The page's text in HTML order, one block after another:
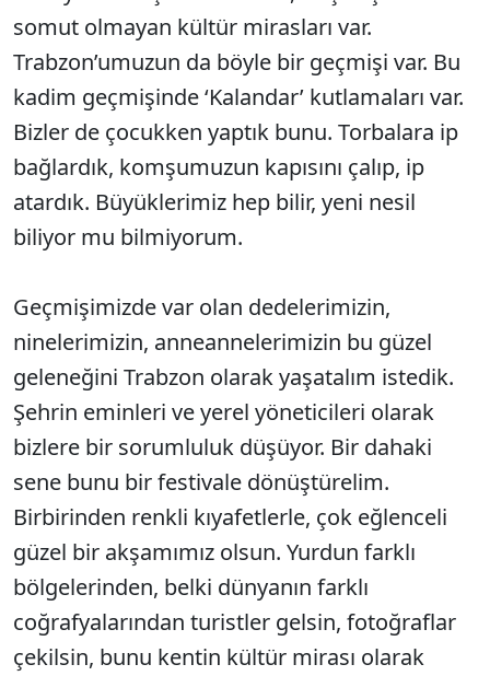
somut olmayan kültür mirasları var.
Trabzon’umuzun da böyle bir geçmişi var. Bu
kadim geçmişinde ‘Kalandar’ kutlamaları var.
Bizler de çocukken yaptık bunu. Torbalara ip
bağlardık, komşumuzun kapısını çalıp, ip
atardık. Büyüklerimiz hep bilir, yeni nesil
biliyor mu bilmiyorum.
Geçmişimizde var olan dedelerimizin,
ninelerimizin, anneannelerimizin bu güzel
geleneğini Trabzon olarak yaşatalım istedik.
Şehrin eminleri ve yerel yöneticileri olarak
bizlere bir sorumluluk düşüyor. Bir dahaki
sene bunu bir festivale dönüştürelim.
Birbirinden renkli kıyafetlerle, çok eğlenceli
güzel bir akşamımız olsun. Yurdun farklı
bölgelerinden, belki dünyanın farklı
coğrafyalarından turistler gelsin, fotoğraflar
çekilsin, bunu kentin kültür mirası olarak